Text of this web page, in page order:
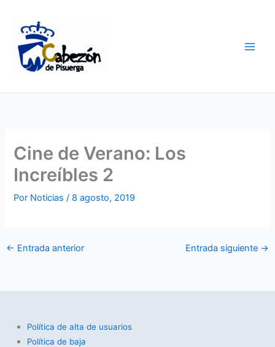
contenido
Cine de Verano: Los
Increíbles 2
Por Noticias/ 8 agosto, 2019
← Entrada anterior Entrada siguiente →
Política de alta de usuarios
Política de baja